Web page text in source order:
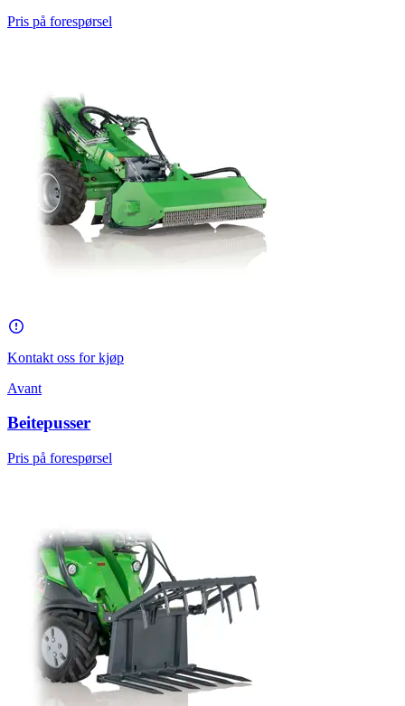
Pris på forespørsel
Kontakt oss for kjøp
Avant
Beitepusser
Pris på forespørsel